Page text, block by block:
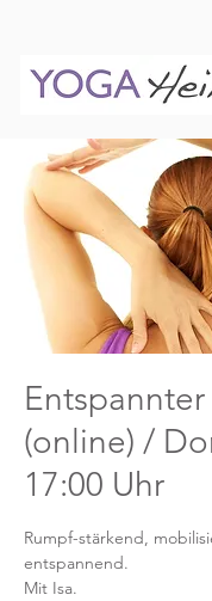
Entspannter
(online) /
17:00 Uhr
Rumpf-stärkend,
entspannend.
Mit Isa.